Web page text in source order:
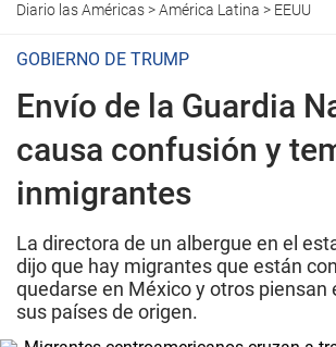
Diario las Américas>América Latina > EEUU
GOBIERNO DE TRUMP
Envío de la Guardia
causa confusión y
inmigrantes
La directora de un albergue en el
dijo que hay migrantes que están
quedarse en México y otros piensan
sus países de origen.